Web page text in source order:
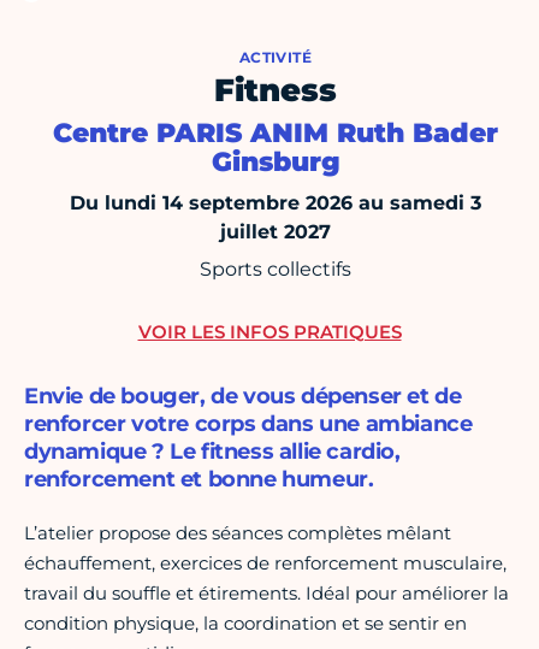
ACTIVITÉ
Fitness
Centre PARIS ANIM Ruth Bader
Ginsburg
Du lundi 14 septembre 2026 au samedi 3
juillet 2027
Sports collectifs
Envie de bouger, de vous dépenser et de
renforcer votre corps dans une ambiance
dynamique ? Le fitness allie cardio,
renforcement et bonne humeur.
L’atelier propose des séances complètes mêlant
échauffement, exercices de renforcement musculaire,
travail du souffle et étirements. Idéal pour améliorer la
condition physique, la coordination et se sentir en
VOIR LES INFOS PRATIQUES